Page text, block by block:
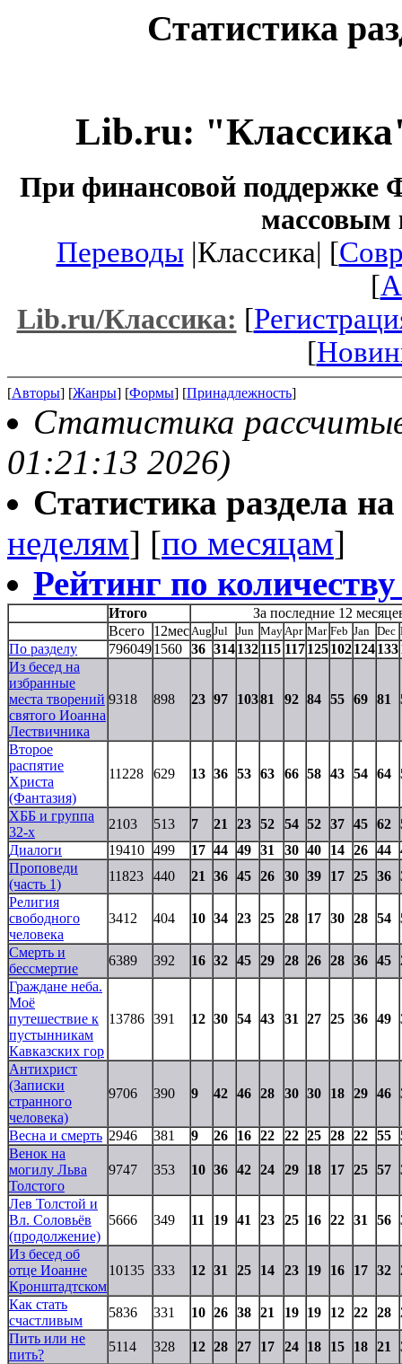
Статистика
Lib.ru:
При финансовой поддержке
массовым
Переводы|Классика| [
[
Lib.ru/Классика: [
[
[Авторы] [Жанры] [Формы] [Принадлежность]
Статистика
01:21:13 2026)
Статистика раздела
неделям] [по месяцам]
Рейтинг по
Итого
За последние 12
Всего
12мес Aug Jul Jun May Apr Mar Feb Jan Dec
По разделу 7960491560 36 314132115 117125102124133
Из бесед на
избранные
места творений
святого Иоанна
Лествичника
9318 898 23 97 10381 92 84 55 69 81
Второе
распятие
Христа
(Фантазия)
11228 629 13 36 53 63 66 58 43 54 64
ХББ и группа
32-х
2103 513 7 21 23 52 54 52 37 45 62
Диалоги
19410 499 17 44 49 31 30 40 14 26 44
Проповеди
(часть 1)
11823 440 21 36 45 26 30 39 17 25 36
Религия
свободного
человека
3412 404 10 34 23 25 28 17 30 28 54
Смерть и
бессмертие
6389 392 16 32 45 29 28 26 28 36 45
Граждане неба.
Моё
путешествие к
пустынникам
Кавказских гор
13786 391 12 30 54 43 31 27 25 36 49
Антихрист
(Записки
странного
человека)
9706 390 9 42 46 28 30 30 18 29 46
Весна и смерть 2946 381 9 26 16 22 22 25 28 22 55
Венок на
могилу Льва
Толстого
9747 353 10 36 42 24 29 18 17 25 57
Лев Толстой и
Вл. Соловьёв
(продолжение)
5666 349 11 19 41 23 25 16 22 31 56
Из бесед об
отце Иоанне
Кронштадтском
10135 333 12 31 25 14 23 19 16 17 32
Как стать
счастливым
5836 331 10 26 38 21 19 19 12 22 28
Пить или не
пить?
5114 328 12 28 27 17 24 18 15 18 21